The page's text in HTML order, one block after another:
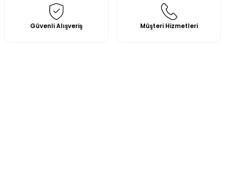
Güvenli Alışveriş Müşteri Hizmetleri